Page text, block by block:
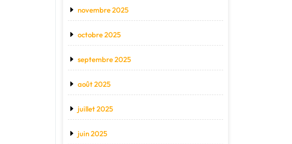
novembre 2025
octobre 2025
septembre 2025
août 2025
juillet 2025
juin 2025